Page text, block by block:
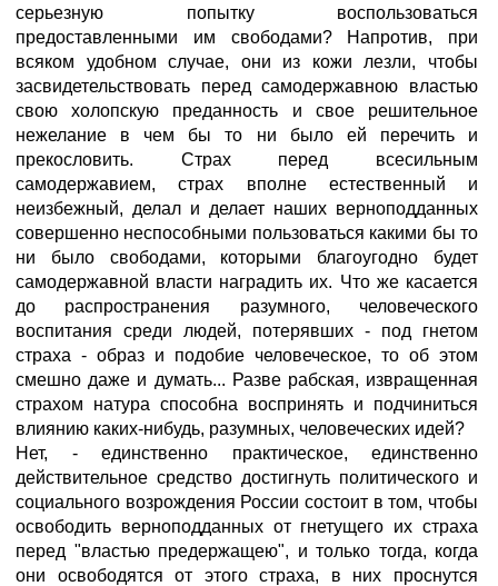
серьезную попытку воспользоваться
предоставленными им свободами? Напротив, при
всяком удобном случае, они из кожи лезли, чтобы
засвидетельствовать перед самодержавною властью
свою холопскую преданность и свое решительное
нежелание в чем бы то ни было ей перечить и
прекословить. Страх перед всесильным
самодержавием, страх вполне естественный и
неизбежный, делал и делает наших верноподданных
совершенно неспособными пользоваться какими бы то
ни было свободами, которыми благоугодно будет
самодержавной власти наградить их. Что же касается
до распространения разумного, человеческого
воспитания среди людей, потерявших - под гнетом
страха - образ и подобие человеческое, то об этом
смешно даже и думать... Разве рабская, извращенная
страхом натура способна воспринять и подчиниться
влиянию каких-нибудь, разумных, человеческих идей?
Нет, - единственно практическое, единственно
действительное средство достигнуть политического и
социального возрождения России состоит в том, чтобы
освободить верноподданных от гнетущего их страха
перед "властью предержащею", и только тогда, когда
они освободятся от этого страха, в них проснутся